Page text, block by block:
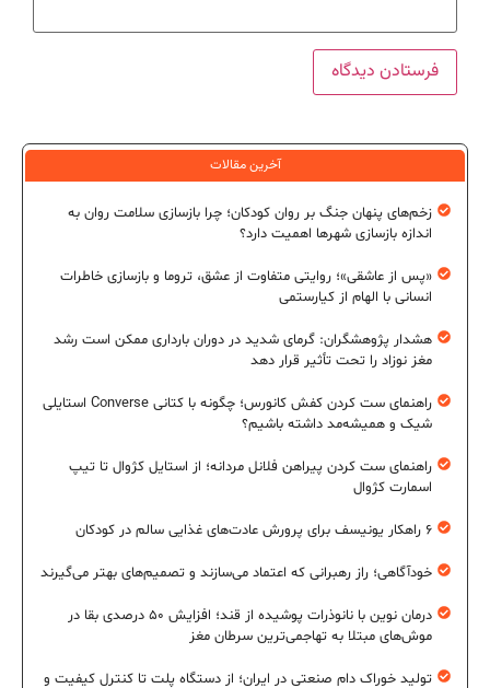
آخرین مقالات
زخم‌های پنهان جنگ بر روان کودکان؛ چرا بازسازی سلامت روان به
اندازه بازسازی شهرها اهمیت دارد؟
«پس از عاشقی»؛ روایتی متفاوت از عشق، تروما و بازسازی خاطرات
انسانی با الهام از کیارستمی
هشدار پژوهشگران: گرمای شدید در دوران بارداری ممکن است رشد
مغز نوزاد را تحت تأثیر قرار دهد
راهنمای ست کردن کفش کانورس؛ چگونه با کتانی Converse استایلی
شیک و همیشه‌مد داشته باشیم؟
راهنمای ست کردن پیراهن فلانل مردانه؛ از استایل کژوال تا تیپ
اسمارت کژوال
۶ راهکار یونیسف برای پرورش عادت‌های غذایی سالم در کودکان
خودآگاهی؛ راز رهبرانی که اعتماد می‌سازند و تصمیم‌های بهتر می‌گیرند
درمان نوین با نانوذرات پوشیده از قند؛ افزایش ۵۰ درصدی بقا در
موش‌های مبتلا به تهاجمی‌ترین سرطان مغز
تولید خوراک دام صنعتی در ایران؛ از دستگاه پلت تا کنترل کیفیت و